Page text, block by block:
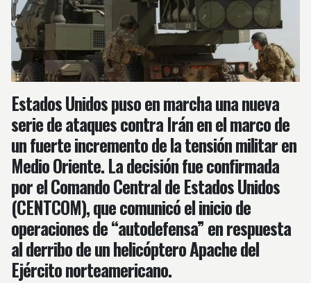
Estados Unidos puso en marcha una nueva
serie de ataques contra Irán en el marco de
un fuerte incremento de la tensión militar en
Medio Oriente. La decisión fue confirmada
por el Comando Central de Estados Unidos
(CENTCOM), que comunicó el inicio de
operaciones de “autodefensa” en respuesta
al derribo de un helicóptero Apache del
Ejército norteamericano.